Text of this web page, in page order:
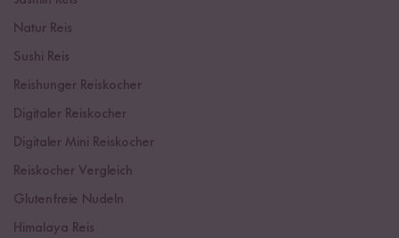
Natur Reis
Sushi Reis
Reishunger Reiskocher
Digitaler Reiskocher
Digitaler Mini Reiskocher
Reiskocher Vergleich
Glutenfreie Nudeln
Himalaya Reis